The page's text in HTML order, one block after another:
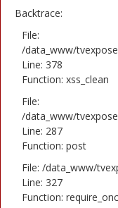
Backtrace:
File:
/data_www/
Line: 378
Function: xss_clean
File:
/data_www/
Line: 287
Function: post
File: /data_www/
Line: 327
Function:
TV Serije
Filmovi
Glumci
Contact
Register